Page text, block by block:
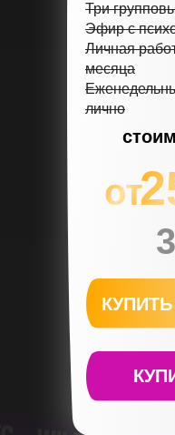
Три
Эфир с
Личная
месяца
лично
от